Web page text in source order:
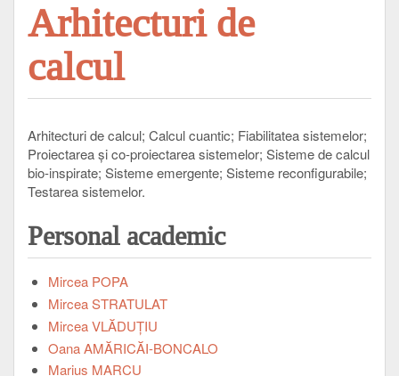
Arhitecturi de
calcul
Arhitecturi de calcul Calcul cuantic Fiabilitatea sistemelor
Proiectarea şi co-proiectarea sistemelor Sisteme de calcul
bio-inspirate Sisteme emergente Sisteme reconfigurabile
Testarea sistemelor
Personal academic
Mircea POPA
Mircea STRATULAT
Mircea VLĂDUŢIU
Oana AMĂRICĂI-BONCALO
Marius MARCU